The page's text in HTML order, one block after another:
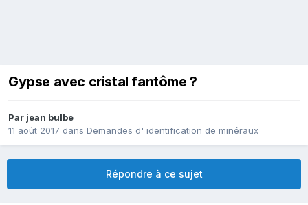
Gypse avec cristal fantôme ?
Par jean bulbe
11 août 2017 dans Demandes d' identification de minéraux
Répondre à ce sujet